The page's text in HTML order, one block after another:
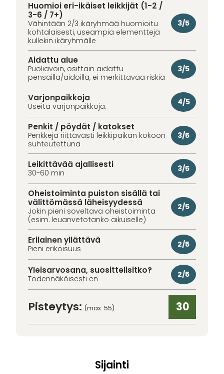
Huomioi eri-ikäiset leikkijät (1-2 /
3-6 / 7+)
Vähintään 2/3 ikäryhmää huomioitu
kohtalaisesti, useampia elementtejä
kullekin ikäryhmälle
3/5
Aidattu alue
Puoliavoin, osittain aidattu
pensailla/aidoilla, ei merkittävää riskiä
3/5
Varjonpaikkoja
Useita varjonpaikkoja. 4/5
Penkit / pöydät / katokset
Penkkejä riittävästi leikkipaikan kokoon
suhteutettuna
3/5
Leikittävää ajallisesti
30-60 min 3/5
Oheistoiminta puiston sisällä tai
välittömässä läheisyydessä
Jokin pieni soveltava oheistoiminta
(esim. leuanvetotanko aikuiselle)
2/5
Erilainen yllättävä
Pieni erikoisuus 2/5
Yleisarvosana, suosittelisitko?
Todennäköisesti en 2/5
Pisteytys: (max. 55) 30
Sijainti